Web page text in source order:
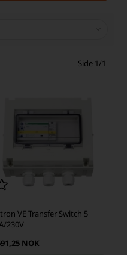
Side 1/1
VE Transfer Switch 5
230V
NOK